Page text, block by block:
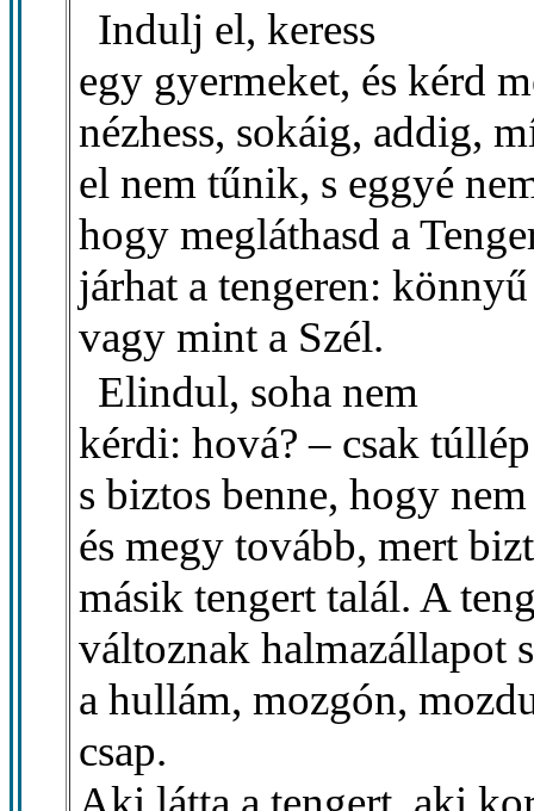
Indulj el, keress
egy gyermeket, és kérd
nézhess, sokáig, addig,
el nem tűnik, s eggyé
hogy megláthasd a
járhat a tengeren:
vagy mint a Szél.
Elindul, soha nem
kérdi: hová? – csak
s biztos benne, hogy
és megy tovább, mert
másik tengert talál. A
változnak halmazállapot
a hullám, mozgón,
csap.